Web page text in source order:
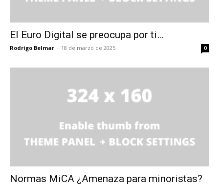
El Euro Digital se preocupa por ti…
Rodrigo Belmar - 18 de marzo de 2025 0
Normas MiCA ¿Amenaza para minoristas?